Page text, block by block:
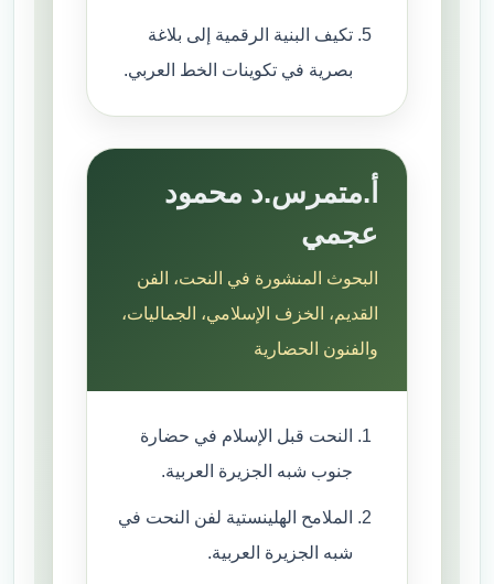
تكيف البنية الرقمية إلى بلاغة
بصرية في تكوينات الخط العربي.
أ.متمرس.د محمود
عجمي
البحوث المنشورة في النحت، الفن
القديم، الخزف الإسلامي، الجماليات،
والفنون الحضارية
النحت قبل الإسلام في حضارة
جنوب شبه الجزيرة العربية.
الملامح الهلينستية لفن النحت في
شبه الجزيرة العربية.